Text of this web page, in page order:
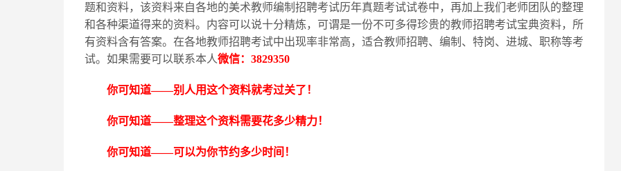
题和资料，该资料来自各地的美术教师编制招聘考试历年真题考试试卷中，再加上我们老师团队的整理
和各种渠道得来的资料。内容可以说十分精炼，可谓是一份不可多得珍贵的教师招聘考试宝典资料，所
有资料含有答案。在各地教师招聘考试中出现率非常高，适合教师招聘、编制、特岗、进城、职称等考
试。如果需要可以联系本人微信： 3829350
你可知道——别人用这个资料就考过关了！
你可知道——整理这个资料需要花多少精力！
你可知道——可以为你节约多少时间！